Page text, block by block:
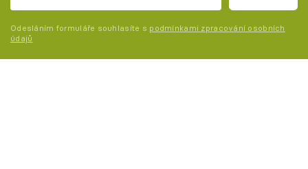
Odesláním formuláře souhlasíte s podmínkami zpracování osobních
údajů